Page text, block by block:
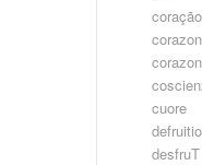
coração
corazon
cuore
desfruT